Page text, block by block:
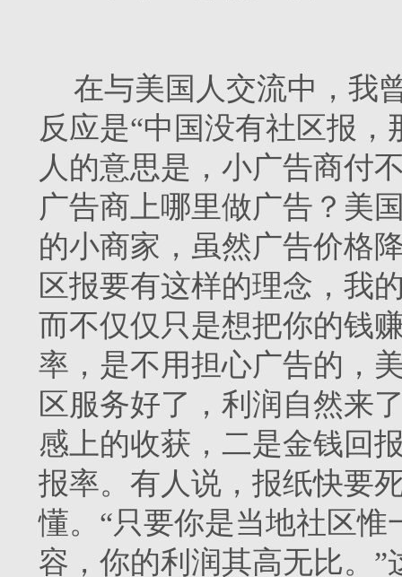
在与美国人交流中，我
反应是“中国没有社区报
人的意思是，小广告商付
广告商上哪里做广告？美
的小商家，虽然广告价格
区报要有这样的理念，我
而不仅仅只是想把你的钱
率，是不用担心广告的，
区服务好了，利润自然来
感上的收获，二是金钱回
报率。有人说，报纸快要
懂。“只要你是当地社区
容，你的利润其高无比。